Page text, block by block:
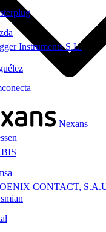
Instruments S.L.
Nexans
CONTACT,